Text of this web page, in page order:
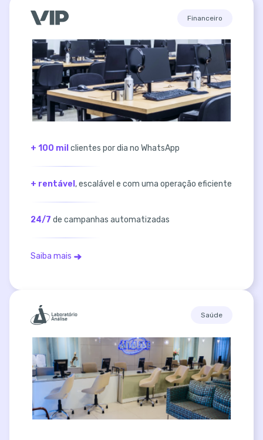
Financeiro
+ 100 mil clientes por dia no WhatsApp
+ rentável , escalável e com uma operação eficiente
24/7 de campanhas automatizadas
Saiba mais
Saúde